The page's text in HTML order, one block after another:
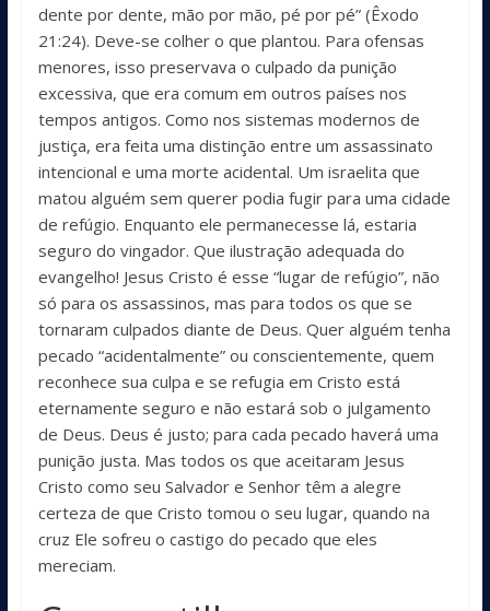
dente por dente, mão por mão, pé por pé” (Êxodo
21:24). Deve-se colher o que plantou. Para ofensas
menores, isso preservava o culpado da punição
excessiva, que era comum em outros países nos
tempos antigos. Como nos sistemas modernos de
justiça, era feita uma distinção entre um assassinato
intencional e uma morte acidental. Um israelita que
matou alguém sem querer podia fugir para uma cidade
de refúgio. Enquanto ele permanecesse lá, estaria
seguro do vingador. Que ilustração adequada do
evangelho! Jesus Cristo é esse “lugar de refúgio”, não
só para os assassinos, mas para todos os que se
tornaram culpados diante de Deus. Quer alguém tenha
pecado “acidentalmente” ou conscientemente, quem
reconhece sua culpa e se refugia em Cristo está
eternamente seguro e não estará sob o julgamento
de Deus. Deus é justo; para cada pecado haverá uma
punição justa. Mas todos os que aceitaram Jesus
Cristo como seu Salvador e Senhor têm a alegre
certeza de que Cristo tomou o seu lugar, quando na
cruz Ele sofreu o castigo do pecado que eles
mereciam.